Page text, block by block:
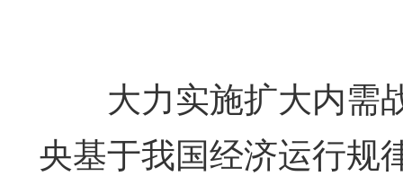
大力实施扩大内需
央基于我国经济运行规